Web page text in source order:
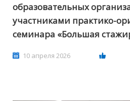
образовательных
участниками практико-
семинара «Большая
10 апреля 2026